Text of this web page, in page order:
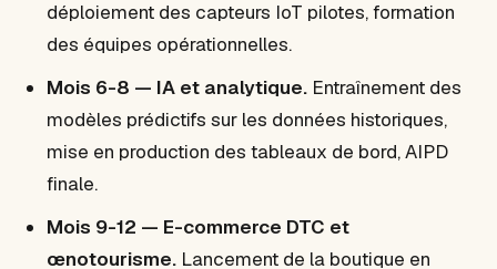
déploiement des capteurs IoT pilotes, formation
des équipes opérationnelles.
Mois 6-8 — IA et analytique. Entraînement des
modèles prédictifs sur les données historiques,
mise en production des tableaux de bord, AIPD
finale.
Mois 9-12 — E-commerce DTC et
œnotourisme. Lancement de la boutique en